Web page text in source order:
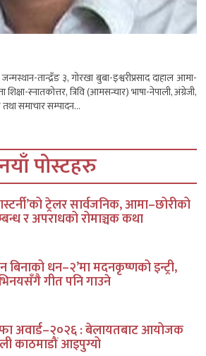
तान्द्रँङ ३, गोरखा बुबा-इश्वरीप्रसाद दाहाल आमा-
स्नातकोत्तर, त्रिवि (आमसन्चार) भाषा-नेपाली, अंग्रेजी,
तथा समाचार सम्पादन...
पोस्टहरु
ट्रेलर सार्वजनिक, आमा–छोरीको
र अपराधको रोमाञ्चक कथा
बिनाको धन–२’मा मदनकृष्णको इन्ट्री,
गीत पनि गाउने
अवार्ड–२०२६ : बेलायतबाट आयोजक
काठमाडौं आइपुग्यो